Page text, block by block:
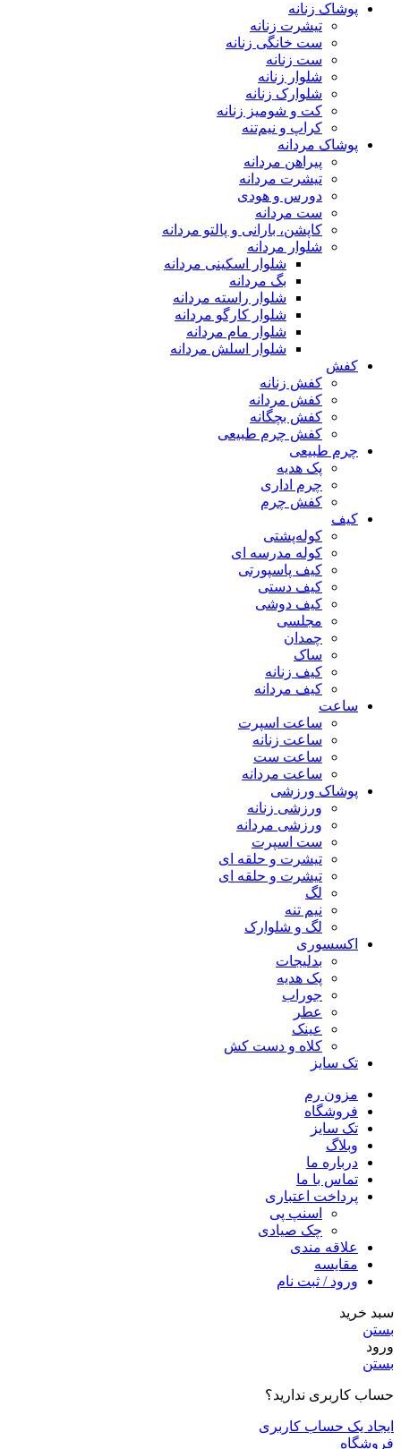
پوشاک زنانه
تیشرت زنانه
ست خانگی زنانه
ست زنانه
شلوار زنانه
شلوارک زنانه
کت و شومیز زنانه
کراپ و نیم‌تنه
پوشاک مردانه
پیراهن مردانه
تیشرت مردانه
دورس و هودی
ست مردانه
کاپشن، بارانی و پالتو مردانه
شلوار مردانه
شلوار اسکینی مردانه
بگ مردانه
شلوار راسته مردانه
شلوار کارگو مردانه
شلوار مام مردانه
شلوار اسلش مردانه
کفش
کفش زنانه
کفش مردانه
کفش بچگانه
کفش چرم طبیعی
چرم طبیعی
پک هدیه
چرم اداری
کفش چرم
کیف
کوله‌پشتی
کوله مدرسه ای
کیف پاسپورتی
کیف دستی
کیف دوشی
مجلسی
چمدان
ساک
کیف زنانه
کیف مردانه
ساعت
ساعت اسپرت
ساعت زنانه
ساعت ست
ساعت مردانه
پوشاک ورزشی
ورزشی زنانه
ورزشی مردانه
ست اسپرت
تیشرت و حلقه ای
تیشرت و حلقه ای
لگ
نیم تنه
لگ و شلوارک
اکسسوری
بدلیجات
پک هدیه
جوراب
عطر
عینک
کلاه و دست کش
تک سایز
مزون رم
فروشگاه
تک سایز
وبلاگ
درباره ما
تماس با ما
پرداخت اعتباری
اسنپ پی
چک صیادی
علاقه مندی
مقايسه
ورود / ثبت نام
سبد خرید
بستن
ورود
بستن
حساب کاربری ندارید؟
ایجاد یک حساب کاربری
فروشگاه